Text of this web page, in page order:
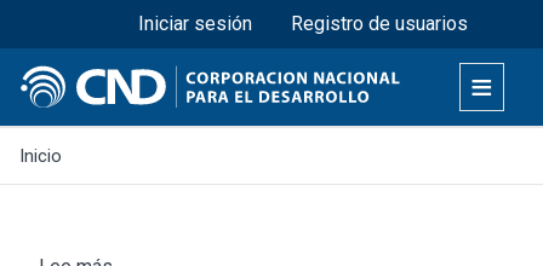
Pasar
al
contenido
principal
Menú superior
Iniciar sesión Registro de usuarios
Inicio